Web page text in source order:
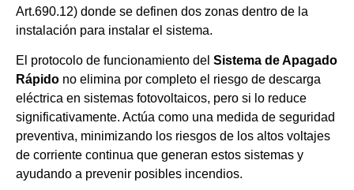
Art.690.12) donde se definen dos zonas dentro de la
instalación para instalar el sistema.
El protocolo de funcionamiento del Sistema de Apagado
Rápido no elimina por completo el riesgo de descarga
eléctrica en sistemas fotovoltaicos, pero si lo reduce
significativamente. Actúa como una medida de seguridad
preventiva, minimizando los riesgos de los altos voltajes
de corriente continua que generan estos sistemas y
ayudando a prevenir posibles incendios.